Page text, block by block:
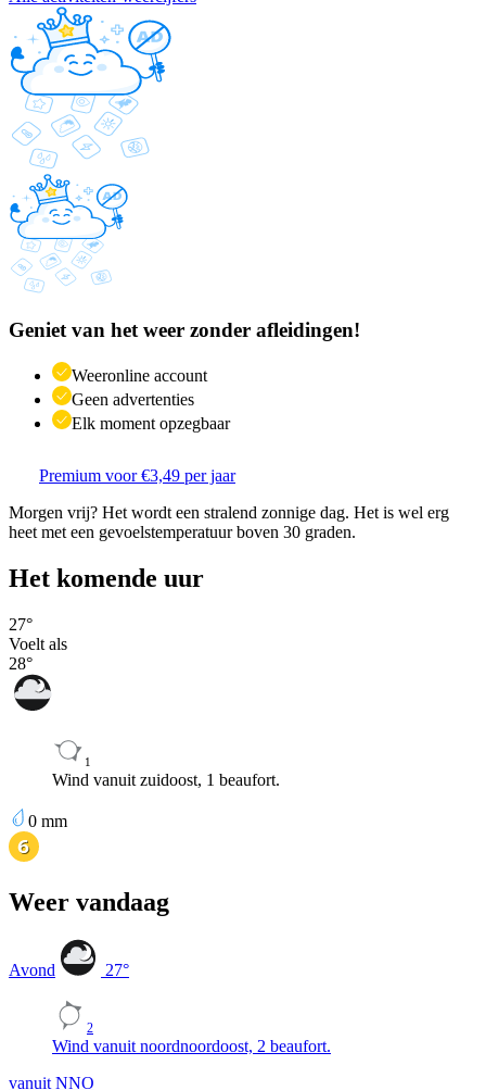
Geniet van het weer zonder afleidingen!
Weeronline account
Geen advertenties
Elk moment opzegbaar
Premium voor €3,49 per jaar
Morgen vrij? Het wordt een stralend zonnige dag. Het is wel erg
heet met een gevoelstemperatuur boven 30 graden.
Het komende uur
27°
Voelt als
28°
1
Wind vanuit zuidoost, 1 beaufort.
0 mm
Weer vandaag
Avond 27°
2
Wind vanuit noordnoordoost, 2 beaufort.
vanuit NNO